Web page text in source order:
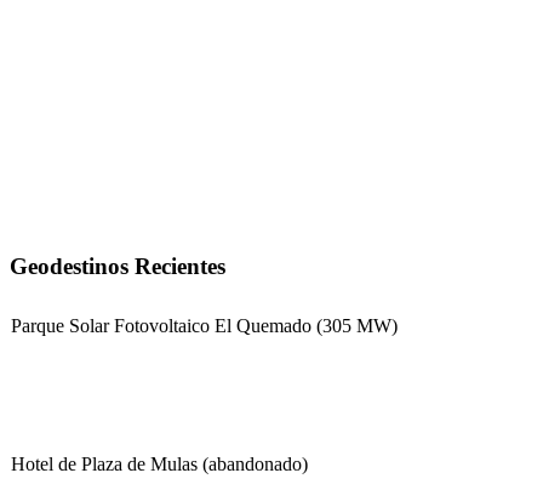
Geodestinos Recientes
Parque Solar Fotovoltaico El Quemado (305 MW)
Hotel de Plaza de Mulas (abandonado)